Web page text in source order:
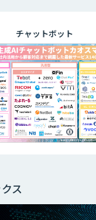
JOINT AI Flow
AIR-NEXUS
secondz Agentsense
ャットボット
ス